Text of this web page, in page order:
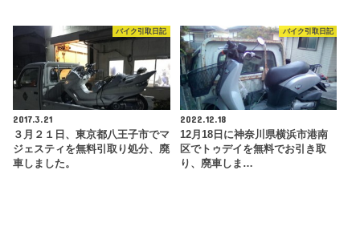
バイク引取日記
2017.3.21
３月２１日、東京都八王子市でマ
ジェスティを無料引取り処分、廃
車しました。
バイク引取日記
2022.12.18
12月18日に神奈川県横浜市港南
区でトゥデイを無料でお引き取
り、廃車しま…